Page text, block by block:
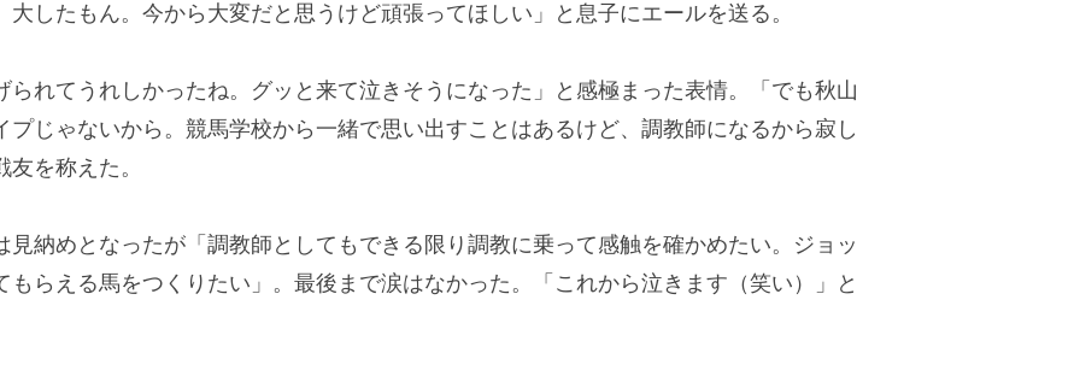
したもん。今から大変だと思うけど頑張ってほしい」と息子にエールを送る。
れてうれしかったね。グッと来て泣きそうになった」と感極まった表情。「でも秋山
じゃないから。競馬学校から一緒で思い出すことはあるけど、調教師になるから寂し
を称えた。
納めとなったが「調教師としてもできる限り調教に乗って感触を確かめたい。ジョッ
らえる馬をつくりたい」。最後まで涙はなかった。「これから泣きます（笑い）」と